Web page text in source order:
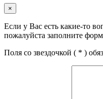
×
Если у Вас есть какие-то
пожалуйста заполните
Поля со звездочкой ( * )